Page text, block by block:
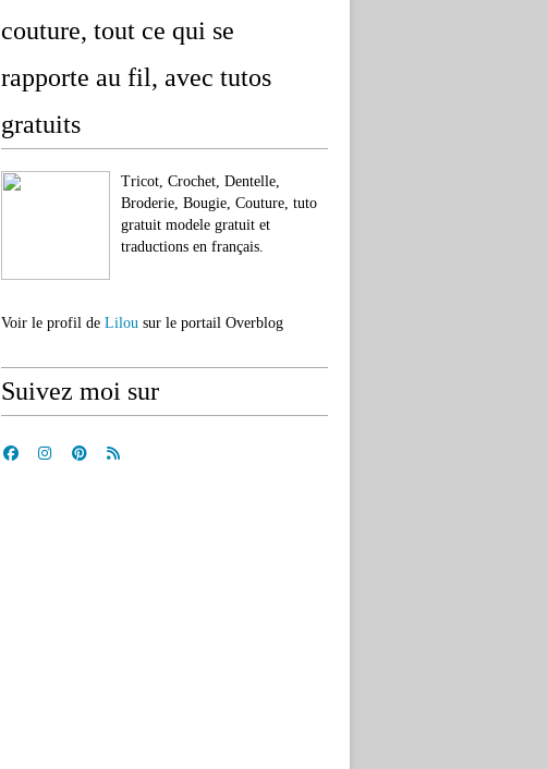
couture, tout ce qui se
rapporte au fil, avec tutos
gratuits
Tricot, Crochet, Dentelle,
Broderie, Bougie, Couture, tuto
gratuit modele gratuit et
traductions en français.
Voir le profil de Lilou sur le portail Overblog
Suivez moi sur